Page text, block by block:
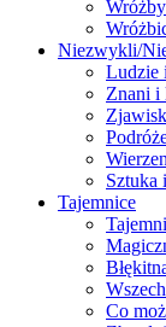
Niezwykli/
Ludzie
Znani i
Sztuka
Tajemnice
Co